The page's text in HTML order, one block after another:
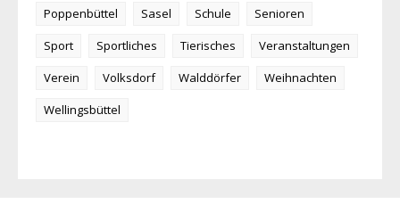
Poppenbüttel
Sasel Schule
Senioren
Sport
Sportliches Tierisches
Veranstaltungen
Verein
Volksdorf Walddörfer
Weihnachten
Wellingsbüttel